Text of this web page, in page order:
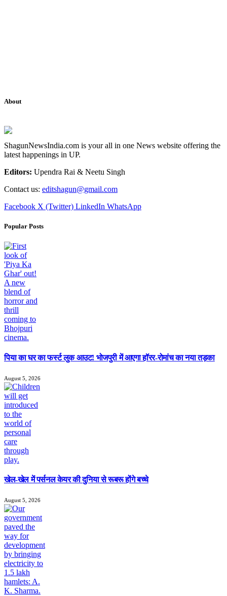
About
ShagunNewsIndia.com is your all in one News website offering the
latest happenings in UP.
Editors: Upendra Rai & Neetu Singh
Contact us: editshagun@gmail.com
Facebook X (Twitter) LinkedIn WhatsApp
Popular Posts
पिया का घर का फर्स्ट लुक आउट! भोजपुरी में आएगा हॉरर-रोमांच का नया तड़का
August 5, 2026
खेल-खेल में पर्सनल केयर की दुनिया से रूबरू होंगे बच्चे
August 5, 2026